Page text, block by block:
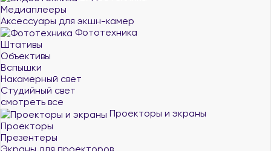
Медиаплееры
Аксессуары для экшн-камер
Фототехника
Штативы
Объективы
Вспышки
Накамерный свет
Студийный свет
смотреть все
Проекторы и экраны
Проекторы
Презентеры
Экраны для проекторов